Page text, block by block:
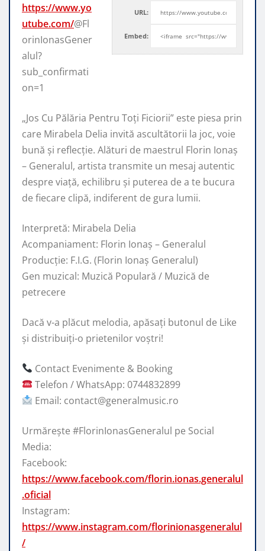
URL:
Embed:
https://www.yo
utube.com/@Fl
orinIonasGener
alul?
sub_confirmati
on=1
„Jos Cu Pălăria Pentru Toți Ficiorii” este piesa prin
care Mirabela Delia invită ascultătorii la joc, voie
bună și reflecție. Alături de maestrul Florin Ionaș
– Generalul, artista transmite un mesaj autentic
despre viață, echilibru și puterea de a te bucura
de fiecare clipă, indiferent de gura lumii.
Interpretă: Mirabela Delia
Acompaniament: Florin Ionaș – Generalul
Producție: F.I.G. (Florin Ionaș Generalul)
Gen muzical: Muzică Populară / Muzică de
petrecere
Dacă v-a plăcut melodia, apăsați butonul de Like
și distribuiți-o prietenilor voștri!
Contact Evenimente & Booking
Telefon / WhatsApp: 0744832899
Email: contact@generalmusic.ro
Urmărește #FlorinIonasGeneralul pe Social
Media:
Facebook:
https://www.facebook.com/florin.ionas.generalul
.oficial
Instagram:
https://www.instagram.com/florinionasgeneralul
/